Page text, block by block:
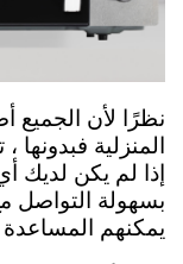
نظرًا لأن الجميع
المنزلية
إذا لم يكن لديك
بسهولة التواصل
يمكنهم